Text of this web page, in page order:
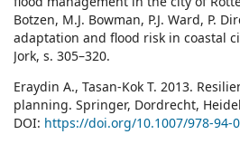
Botzen, M.J. Bowman, P.J. Ward, P.
adaptation and flood risk in coastal
Jork, s. 305–320.
Eraydin A., Tasan-Kok T. 2013.
planning. Springer, Dordrecht,
DOI: https://doi.org/10.1007/978-94-